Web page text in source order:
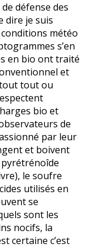
défense des
dire je suis
météo
s’en
en bio ont traité
et
tout ou
bio et
de
par leur
et boivent
pyrétrénoîde
le soufre
utilisés en
se
sont les
nocifs, la
certaine c’est